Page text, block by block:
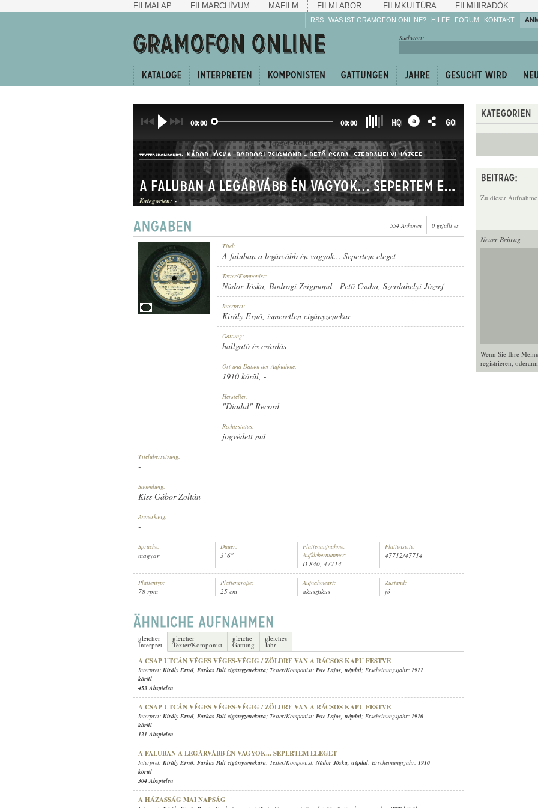
FILMALAP FILMARCHÍVUM MAFILM FILMLABOR FILMKULTÚRA FILMHIRADÓK
RSS WAS IST GRAMOFON ONLINE? HILFE
Machen Sie mit!
weiter!
FORUM KONTAKT
Suchwort:
Zu dieser
Neuer Beitrag
Wenn Sie Ihre
registrieren, oder
00:00 00:00 HQ GO
TEXTER/KOMPONIST: NÁDOR JÓSKA,BODROGI ZSIGMOND-PETŐ CSABA,SZERDAHELYI JÓZSEF
HALLGATÓ ÉS CSÁRDÁS
1910 KÖRÜL
"DIADAL" RECORD
PLATTENAUFNAHME:
A faluban a legárvább én vagyok... Sepertem eleget
Kategorien: -
554 Anhören 0 gefällt es
Titel:
A faluban a legárvább én vagyok... Sepertem eleget
Texter/Komponist:
Nádor Jóska, Bodrogi Zsigmond- Pető Csaba, Szerdahelyi József
Interpret:
Király Ernő, ismeretlen cigányzenekar
Gattung:
hallgató és csárdás
Ort und Datum der Aufnahme:
1910 körül, -
Hersteller:
"Diadal" Record
Rechtsstatus:
jogvédett mű
Titelübersetzung:
-
Sammlung:
Kiss Gábor Zoltán
Anmerkung:
-
Sprache:
magyar
Dauer:
3' 6"
Plattenaufnahme,
Aufklebernummer:
D 840, 47714
Plattenseite:
47712/47714
Plattentyp:
78 rpm
Plattengröße:
25 cm
Aufnahmeart:
akusztikus
Zustand:
jó
gleicher
Interpret
gleicher
Texter/Komponist
gleiche
Gattung
gleiches
Jahr
A CSAP UTCÁN VÉGES VÉGES-VÉGIG / ZÖLDRE VAN A RÁCSOS KAPU FESTVE
Interpret: Király Ernő, Farkas Pali cigányzenekara; Texter/Komponist: Pete Lajos, népdal; Erscheinungsjahr: 1911
körül
453 Abspielen
A CSAP UTCÁN VÉGES VÉGES-VÉGIG / ZÖLDRE VAN A RÁCSOS KAPU FESTVE
Interpret: Király Ernő, Farkas Pali cigányzenekara; Texter/Komponist: Pete Lajos, népdal; Erscheinungsjahr: 1910
körül
121 Abspielen
A FALUBAN A LEGÁRVÁBB ÉN VAGYOK... SEPERTEM ELEGET
Interpret: Király Ernő, Farkas Pali cigányzenekara; Texter/Komponist: Nádor Jóska, népdal; Erscheinungsjahr: 1910
körül
304 Abspielen
A HÁZASSÁG MAI NAPSÁG